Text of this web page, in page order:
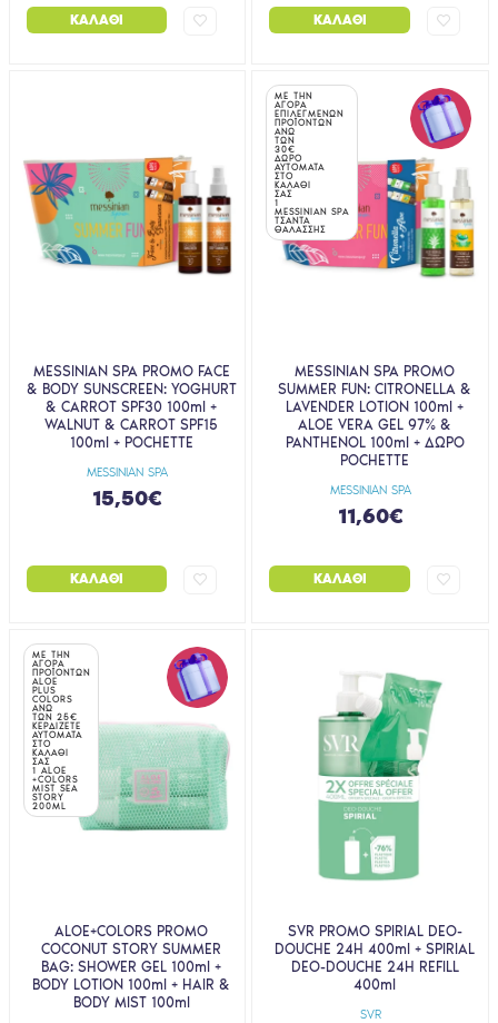
ΚΑΛΆΘΙ ΚΑΛΆΘΙ
MESSINIAN SPA
MESSINIAN SPA PROMO FACE
& BODY SUNSCREEN: YOGHURT
& CARROT SPF30 100ml +
WALNUT & CARROT SPF15
100ml + POCHETTE
15,50€
ΚΑΛΆΘΙ
ΜΕ ΤΗΝ
ΑΓΟΡΑ
ΕΠΙΛΕΓΜΕΝΩΝ
ΠΡΟΪΟΝΤΩΝ
ΑΝΩ
ΤΩΝ
30€
ΔΩΡΟ
ΑΥΤΟΜΑΤΑ
ΣΤΟ
ΚΑΛΑΘΙ
ΣΑΣ
1
MESSINIAN SPA
ΤΣΑΝΤΑ
ΘΑΛΑΣΣΗΣ
MESSINIAN SPA
MESSINIAN SPA PROMO
SUMMER FUN: CITRONELLA &
LAVENDER LOTION 100ml +
ALOE VERA GEL 97% &
PANTHENOL 100ml + ΔΩΡΟ
POCHETTE
11,60€
ΚΑΛΆΘΙ
ΜΕ ΤΗΝ
ΑΓΟΡΑ
ΠΡΟΪΟΝΤΩΝ
ALOE
PLUS
COLORS
ΑΝΩ
ΤΩΝ 25€
ΚΕΡΔΙΖΕΤΕ
ΑΥΤΟΜΑΤΑ
ΣΤΟ
ΚΑΛΑΘΙ
ΣΑΣ
1 ALOE
+COLORS
MIST SEA
STORY
200ML
ALOE+COLORS PROMO
COCONUT STORY SUMMER
BAG: SHOWER GEL 100ml +
BODY LOTION 100ml + HAIR &
BODY MIST 100ml
SVR
SVR PROMO SPIRIAL DEO-
DOUCHE 24H 400ml + SPIRIAL
DEO-DOUCHE 24H REFILL
400ml